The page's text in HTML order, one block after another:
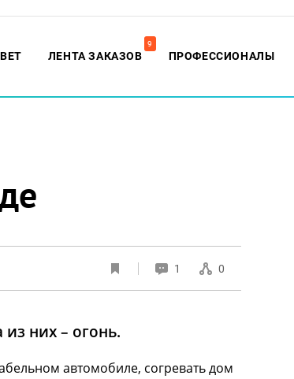
ЛЕНТА ЗАКАЗОВ
9
ПРОФЕССИОНАЛЫ
1 0
них – огонь.
автомобиле, согревать дом